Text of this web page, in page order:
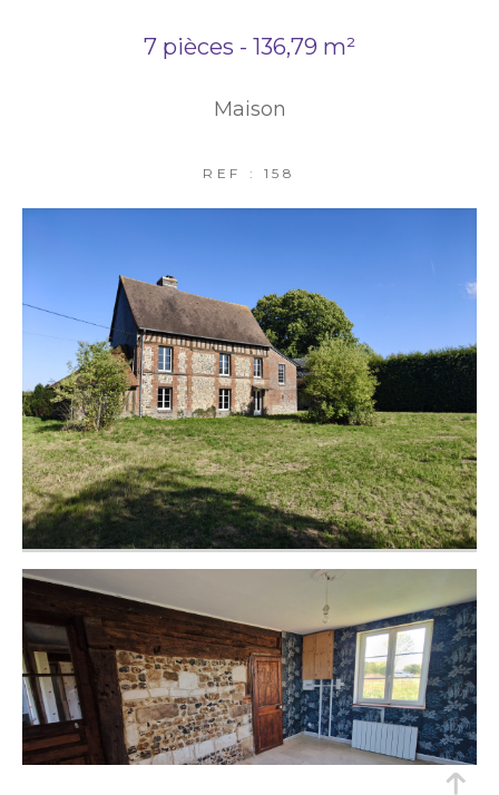
7 pièces - 136,79 m²
Maison
REF : 158